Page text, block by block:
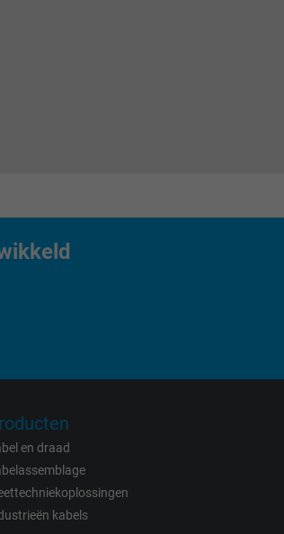
user's actions on the website
ads, with the purpose of
the effectiveness of an ad and
targeted advertising to the user.
en draad
kabels